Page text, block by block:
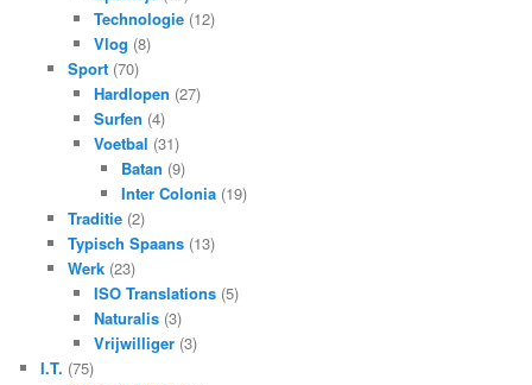
Technologie (12)
Vlog (8)
Sport(70)
Hardlopen (27)
Surfen (4)
Voetbal (31)
Batan (9)
Inter Colonia(19)
Traditie(2)
Typisch Spaans(13)
Werk(23)
ISO Translations (5)
Naturalis (3)
Vrijwilliger (3)
I.T. (75)